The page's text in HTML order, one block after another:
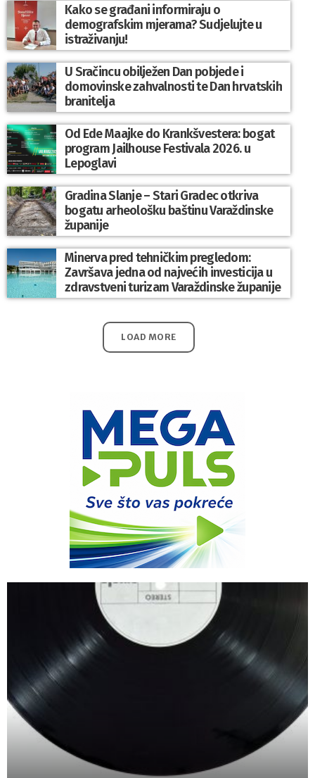
Kako se građani informiraju o
demografskim mjerama? Sudjelujte u
istraživanju!
U Sračincu obilježen Dan pobjede i
domovinske zahvalnosti te Dan hrvatskih
branitelja
Od Ede Maajke do Krankšvestera: bogat
program Jailhouse Festivala 2026. u
Lepoglavi
Gradina Slanje – Stari Gradec otkriva
bogatu arheološku baštinu Varaždinske
županije
Minerva pred tehničkim pregledom:
Završava jedna od najvećih investicija u
zdravstveni turizam Varaždinske županije
LOAD MORE